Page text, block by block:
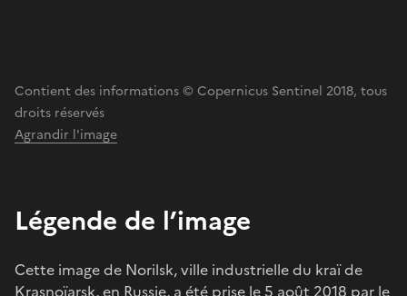
Contient des informations © Copernicus Sentinel 2018, tous
droits réservés
Agrandir l'image
Légende de l’image
Cette image de Norilsk, ville industrielle du kraï de
Krasnoïarsk, en Russie, a été prise le 5 août 2018 par le